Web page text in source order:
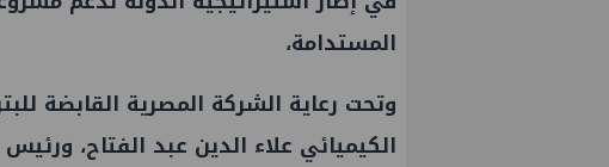
المستدامة،
وتحت رعاية الشركة المصرية القابضة
الكيميائي علاء الدين عبد الفتاح،